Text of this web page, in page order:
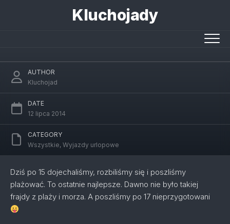
Kluchojady
AUTHOR
Kluchojad
DATE
12 lipca 2014
CATEGORY
Wszystkie, Wyjazdy urlopowe
Dziś po 15 dojechaliśmy, rozbiliśmy się i poszliśmy
plażować. To ostatnie najlepsze. Dawno nie było takiej
frajdy z plaży i morza. A poszliśmy po 17 nieprzygotowani